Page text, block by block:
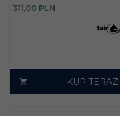
311,00 PLN
KUP TERAZ!